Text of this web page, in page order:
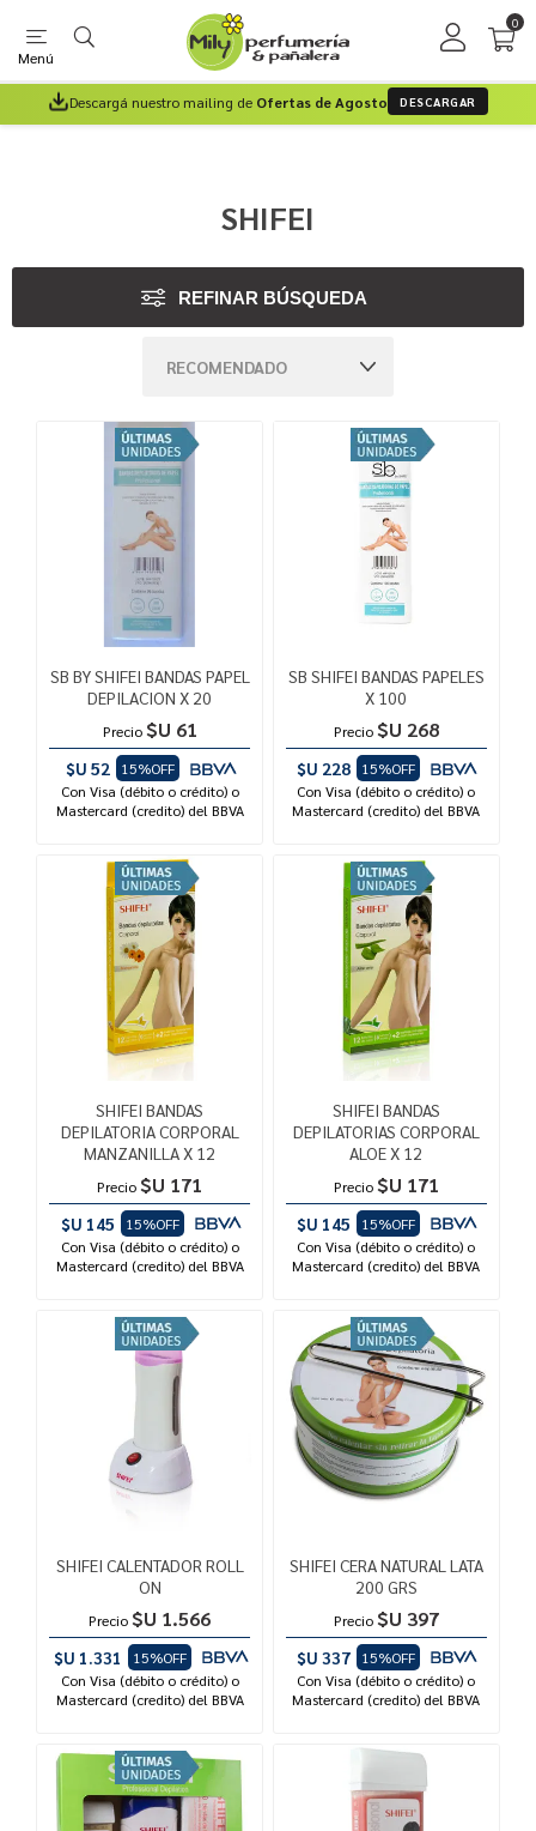
Menú
0
Descargá nuestro mailing de Ofertas de Agosto DESCARGAR
SHIFEI
REFINAR BÚSQUEDA
SB BY SHIFEI BANDAS PAPEL
DEPILACION X 20
Precio $U 61
$U 52
15%OFF
Con Visa (débito o crédito) o
Mastercard (credito) del BBVA
SB SHIFEI BANDAS PAPELES
X 100
Precio $U 268
$U 228
15%OFF
Con Visa (débito o crédito) o
Mastercard (credito) del BBVA
SHIFEI BANDAS
DEPILATORIA CORPORAL
MANZANILLA X 12
Precio $U 171
$U 145
15%OFF
Con Visa (débito o crédito) o
Mastercard (credito) del BBVA
SHIFEI BANDAS
DEPILATORIAS CORPORAL
ALOE X 12
Precio $U 171
$U 145
15%OFF
Con Visa (débito o crédito) o
Mastercard (credito) del BBVA
SHIFEI CALENTADOR ROLL
ON
Precio $U 1.566
$U 1.331
15%OFF
Con Visa (débito o crédito) o
Mastercard (credito) del BBVA
SHIFEI CERA NATURAL LATA
200 GRS
Precio $U 397
$U 337
15%OFF
Con Visa (débito o crédito) o
Mastercard (credito) del BBVA